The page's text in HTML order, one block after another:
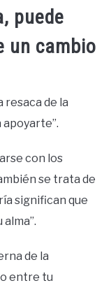
puede
un cambio
resaca de la
con los
se trata de
significan que
de la
entre tu